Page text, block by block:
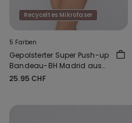
Recyceltes Mikrofaser
5 Farben
Gepolsterter Super Push-up
Bandeau-BH Madrid aus
recycelter Mikrofaser
25.95 CHF